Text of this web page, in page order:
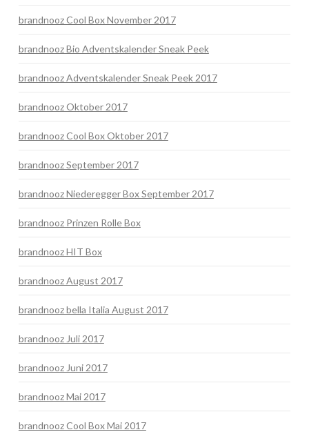
brandnooz Cool Box November 2017
brandnooz Bio Adventskalender Sneak Peek
brandnooz Adventskalender Sneak Peek 2017
brandnooz Oktober 2017
brandnooz Cool Box Oktober 2017
brandnooz September 2017
brandnooz Niederegger Box September 2017
brandnooz Prinzen Rolle Box
brandnooz HIT Box
brandnooz August 2017
brandnooz bella Italia August 2017
brandnooz Juli 2017
brandnooz Juni 2017
brandnooz Mai 2017
brandnooz Cool Box Mai 2017